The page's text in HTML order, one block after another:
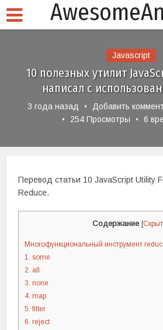
Javascript
10 полезных утилит
написал с
3 года назад Добавить
254 Просмотры
6
Перевод статьи 10 JavaScript Utility
Reduce.
Содержание [
Многофункциональный инструмент
1. some
2. all
3. none
4. map
5. filter
6. reject